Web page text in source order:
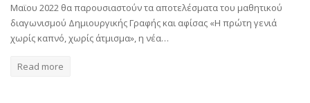
Μαϊου 2022 θα παρουσιαστούν τα αποτελέσματα του μαθητικού
διαγωνισμού Δημιουργικής Γραφής και αφίσας «Η πρώτη γενιά
χωρίς καπνό, χωρίς άτμισμα», η νέα…
Read more